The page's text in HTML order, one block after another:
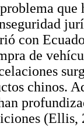
con
de
chinos.
(Ellis,